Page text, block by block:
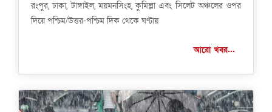
রংপুর, ঢাকা, টাঙ্গাইল, ময়মনসিংহ, কুমিল্লা এবং সিলেট অঞ্চলের ওপর
দিয়ে পশ্চিম/উত্তর-পশ্চিম দিক থেকে ঘণ্টায়
আরো খবর...